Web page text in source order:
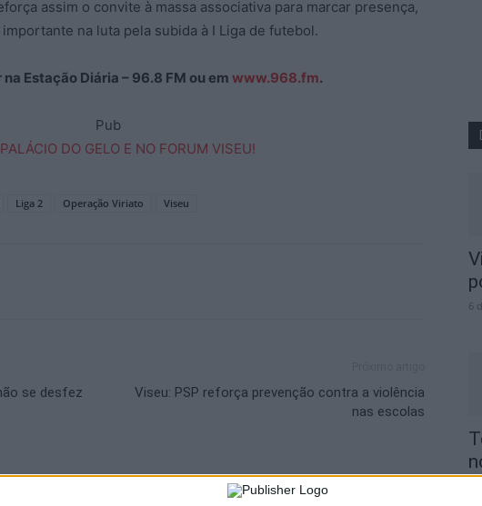
assim o convite à massa associativa para marcar presença,
na luta pela subida à I Liga de futebol.
Estação Diária – 96.8 FM ou em www.968.fm.
Pub
Liga 2 Operação Viriato Viseu
se desfez
Viseu: PSP reforça prevenção contra a violência
nas escolas
6